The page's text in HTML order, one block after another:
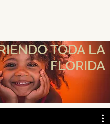
TODA LA
FLORIDA